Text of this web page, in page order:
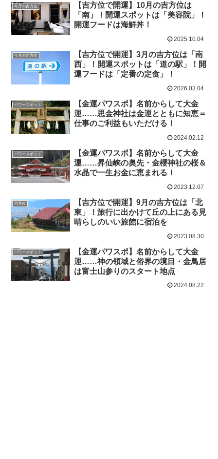
今月の吉方位
【吉方位で開運】10月の吉方位は
「南」！開運スポットは「美容院」！
開運フードは海鮮丼！
2025.10.04
今月の吉方位
【吉方位で開運】3月の吉方位は「南
西」！開運スポットは「道の駅」！開
運フードは「定番の定食」！
2026.03.04
パワースポット
【金運パワスポ】名前からして大金
運……思金神社は金運とともに知恵＝
仕事のご利益もいただける！
2024.02.12
パワースポット
【金運パワスポ】名前からして大金
運……昇仙峡の奥先・金櫻神社の桜＆
水晶で一生お金に恵まれる！
2023.12.07
吉方位
【吉方位で開運】9月の吉方位は「北
東」！旅行に出かけて丘の上にある見
晴らしのいい旅館に宿泊を
2023.08.30
パワースポット
【金運パワスポ】名前からして大金
運……神の領域と俗界の境目・金鳥居
は富士山参りのスタート地点
2024.08.22